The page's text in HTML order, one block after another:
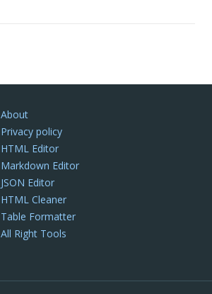
About
Privacy policy
HTML Editor
Markdown Editor
JSON Editor
HTML Cleaner
Table Formatter
All Right Tools